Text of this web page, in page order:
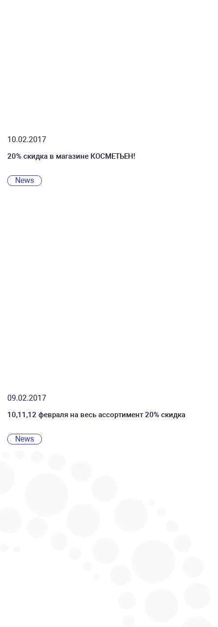
10.02.2017
20% скидка в магазине КОСМЕТЬЕН!
News
09.02.2017
10,11,12 февраля на весь ассортимент 20% скидка
News